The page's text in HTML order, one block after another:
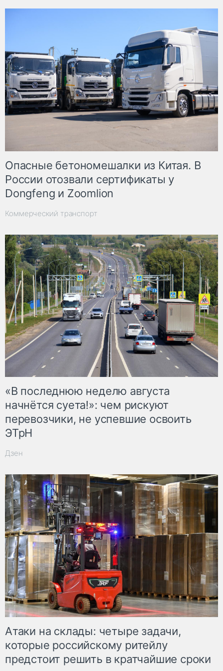
Опасные бетономешалки из Китая. В
России отозвали сертификаты у
Dongfeng и Zoomlion
Коммерческий транспорт
«В последнюю неделю августа
начнётся суета!»: чем рискуют
перевозчики, не успевшие освоить
ЭТрН
Дзен
Атаки на склады: четыре задачи,
которые российскому ритейлу
предстоит решить в кратчайшие сроки